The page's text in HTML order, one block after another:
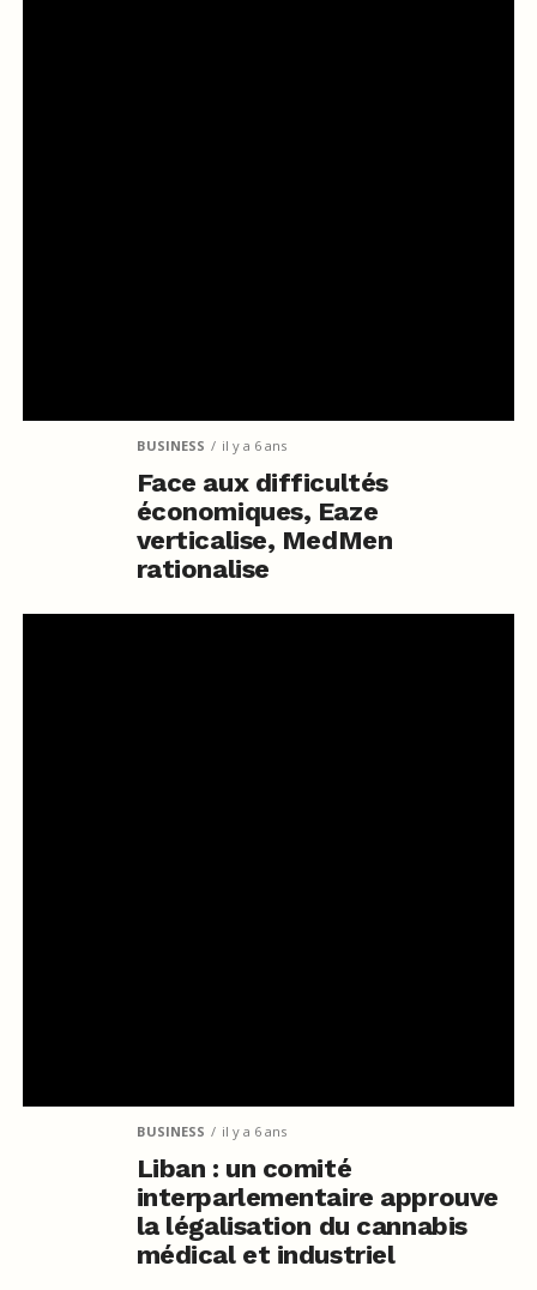
BUSINESS il y a 6 ans
Face aux difficultés
économiques, Eaze
verticalise, MedMen
rationalise
BUSINESS il y a 6 ans
Liban : un comité
interparlementaire approuve
la légalisation du cannabis
médical et industriel